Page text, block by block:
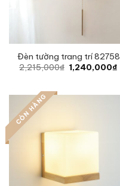
Đèn tường trang trí 82758
2,215,000₫ Original
price
1,240,000₫
CÒN HÀNG